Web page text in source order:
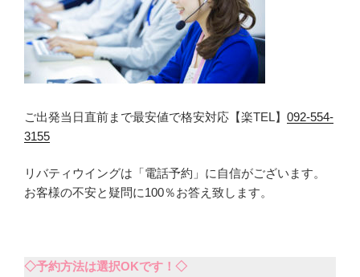
ご出発当日直前まで最安値で格安対応【楽TEL】 092-554-
3155
リバティウイングは「電話予約」に自信がございます。
お客様の不安と疑問に100％お答え致します。
◇予約方法は選択OKです！◇